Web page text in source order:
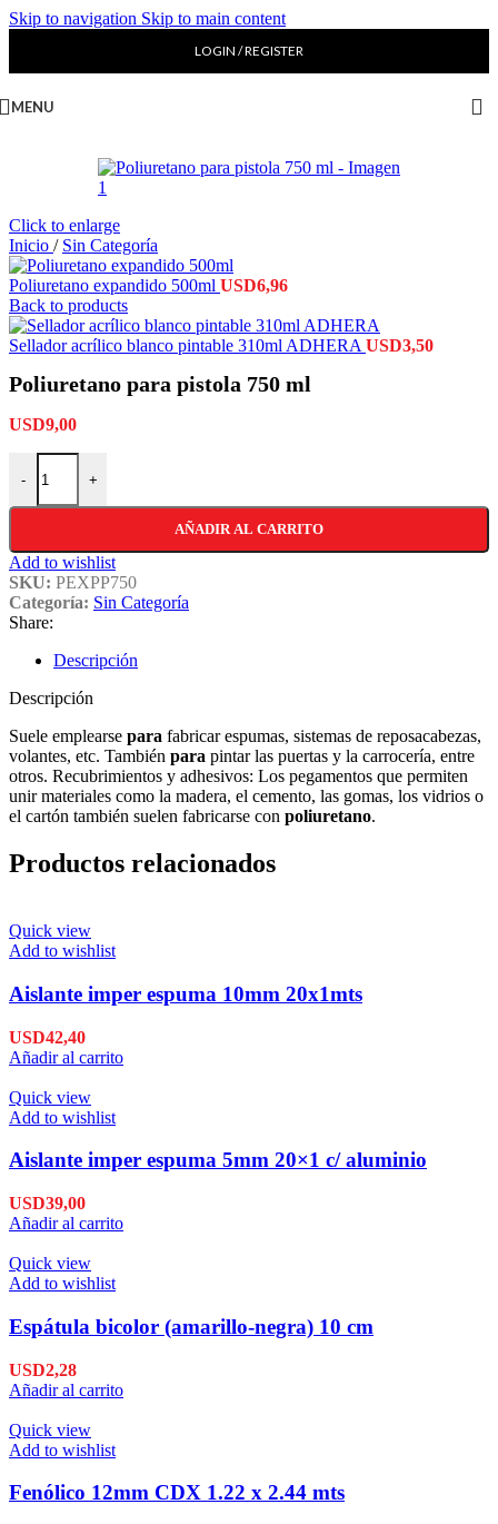
Skip to navigation Skip to main content
LOGIN / REGISTER
MENU
Click to enlarge
Inicio / Sin Categoría
Poliuretano expandido 500ml USD6,96
Back to products
Sellador acrílico blanco pintable 310ml ADHERA USD3,50
Poliuretano para pistola 750 ml
USD9,00
- +
AÑADIR AL CARRITO
Add to wishlist
SKU: PEXPP750
Categoría: Sin Categoría
Share:
Descripción
Descripción
Suele emplearse para fabricar espumas, sistemas de reposacabezas,
volantes, etc. También para pintar las puertas y la carrocería, entre
otros. Recubrimientos y adhesivos: Los pegamentos que permiten
unir materiales como la madera, el cemento, las gomas, los vidrios o
el cartón también suelen fabricarse con poliuretano.
Productos relacionados
Quick view
Add to wishlist
Aislante imper espuma 10mm 20x1mts
USD42,40
Añadir al carrito
Quick view
Add to wishlist
Aislante imper espuma 5mm 20×1 c/ aluminio
USD39,00
Añadir al carrito
Quick view
Add to wishlist
Espátula bicolor (amarillo-negra) 10 cm
USD2,28
Añadir al carrito
Quick view
Add to wishlist
Fenólico 12mm CDX 1.22 x 2.44 mts